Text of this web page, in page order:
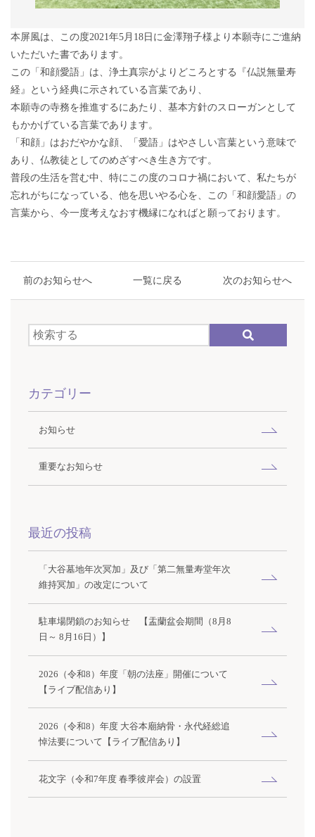
本屏風は、この度2021年5月18日に金澤翔子様より本願寺にご進納
いただいた書であります。
この「和顔愛語」は、浄土真宗がよりどころとする『仏説無量寿
経』という経典に示されている言葉であり、
本願寺の寺務を推進するにあたり、基本方針のスローガンとして
もかかげている言葉であります。
「和顔」はおだやかな顔、「愛語」はやさしい言葉という意味で
あり、仏教徒としてのめざすべき生き方です。
普段の生活を営む中、特にこの度のコロナ禍において、私たちが
忘れがちになっている、他を思いやる心を、この「和顔愛語」の
言葉から、今一度考えなおす機縁になればと願っております。
次のお知らせへ
前のお知らせへ 一覧に戻る
カテゴリー
お知らせ
重要なお知らせ
最近の投稿
「大谷墓地年次冥加」及び「第二無量寿堂年次
維持冥加」の改定について
駐車場閉鎖のお知らせ 【盂蘭盆会期間（8月8
日～ 8月16日）】
2026（令和8）年度「朝の法座」開催について
【ライブ配信あり】
2026（令和8）年度 大谷本廟納骨・永代経総追
悼法要について【ライブ配信あり】
花文字（令和7年度 春季彼岸会）の設置